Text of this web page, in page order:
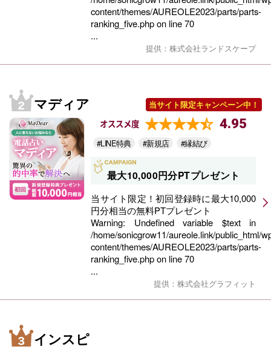
content/themes/AUREOLE2023/parts/parts-
ranking_five.phpon line70
...
提供：株式会社ランドスケープ
マディア 当サイト限定キャンペーン中！
オススメ度 4.95
#LINE特典 #新規店 #縁結び
最大10,000円分PTプレゼント
当サイト限定！初回登録時に最大10,000
円分相当の無料PTプレゼント
Warning: Undefined variable $text in
/home/sonicgrow11/aureole.link/public_html/
content/themes/AUREOLE2023/parts/parts-
ranking_five.phpon line70
...
提供：株式会社グラフィット
インスピ